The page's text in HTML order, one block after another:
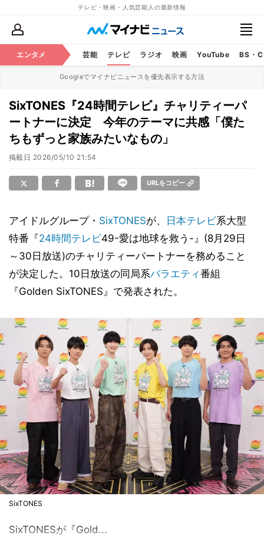
テレビ・映画・人気芸能人の最新情報
エンタメ 芸能 テレビ ラジオ 映画 YouTube BS・
Googleでマイナビニュースを優先表示する方法
SixTONES『24時間テレビ』チャリティーパ
ートナーに決定 今年のテーマに共感「僕た
ちもずっと家族みたいなもの」
掲載日 2026/05/10 21:54
URLをコピー
アイドルグループ・ SixTONESが、 日本テレビ系大型
特番『24時間テレビ49-愛は地球を救う-』(8月29日
～30日放送)のチャリティーパートナーを務めること
が決定した。10日放送の同局系バラエティ番組
『Golden SixTONES』で発表された。
SixTONES
SixTONESが『Gold...